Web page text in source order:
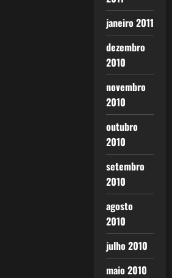
janeiro 2011
dezembro
2010
novembro
2010
outubro
2010
setembro
2010
agosto
2010
julho 2010
maio 2010